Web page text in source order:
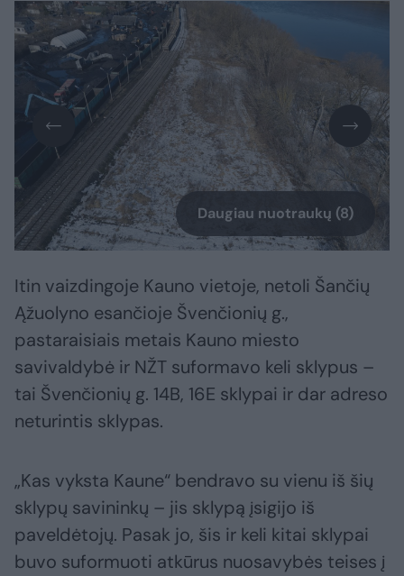
Daugiau nuotraukų (8)
Itin vaizdingoje Kauno vietoje, netoli Šančių
Ąžuolyno esančioje Švenčionių g.,
pastaraisiais metais Kauno miesto
savivaldybė ir NŽT suformavo keli sklypus –
tai Švenčionių g. 14B, 16E sklypai ir dar adreso
neturintis sklypas.
„Kas vyksta Kaune“ bendravo su vienu iš šių
sklypų savininkų – jis sklypą įsigijo iš
paveldėtojų. Pasak jo, šis ir keli kitai sklypai
buvo suformuoti atkūrus nuosavybės teises į